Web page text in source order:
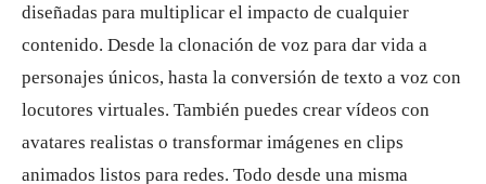
diseñadas para multiplicar el impacto de cualquier
contenido. Desde la clonación de voz para dar vida a
personajes únicos, hasta la conversión de texto a voz con
locutores virtuales. También puedes crear vídeos con
avatares realistas o transformar imágenes en clips
animados listos para redes. Todo desde una misma